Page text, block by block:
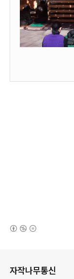
자작나무통신